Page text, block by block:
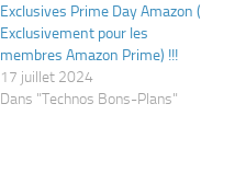
Exclusives Prime Day Amazon (
Exclusivement pour les
membres Amazon Prime) !!!
17 juillet 2024
Dans "Technos Bons-Plans"